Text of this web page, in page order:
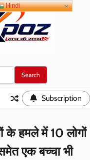
Subscription
के हमले में 10 लोगों
एक बच्चा भी
Hindi